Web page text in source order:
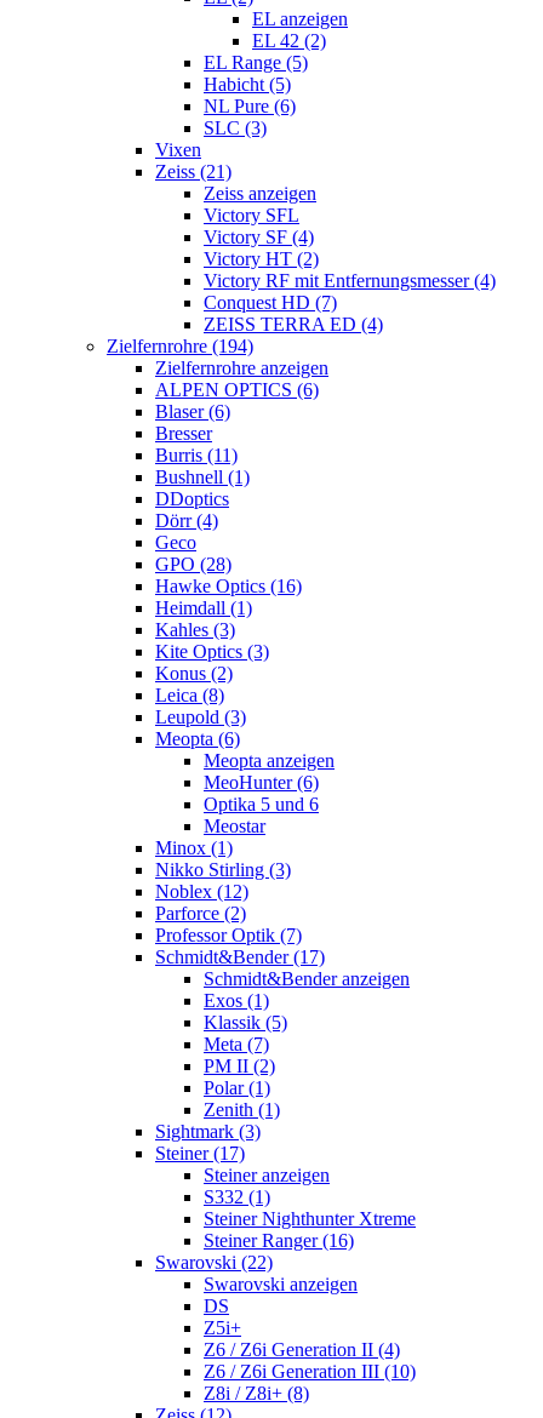
EL anzeigen
EL 42 (2)
EL Range (5)
Habicht (5)
NL Pure (6)
SLC (3)
Vixen
Zeiss (21)
Zeiss anzeigen
Victory SFL
Victory SF (4)
Victory HT (2)
Victory RF mit Entfernungsmesser (4)
Conquest HD (7)
ZEISS TERRA ED (4)
Zielfernrohre (194)
Zielfernrohre anzeigen
ALPEN OPTICS (6)
Blaser (6)
Bresser
Burris (11)
Bushnell (1)
DDoptics
Dörr (4)
Geco
GPO (28)
Hawke Optics (16)
Heimdall (1)
Kahles (3)
Kite Optics (3)
Konus (2)
Leica (8)
Leupold (3)
Meopta (6)
Meopta anzeigen
MeoHunter (6)
Optika 5 und 6
Meostar
Minox (1)
Nikko Stirling (3)
Noblex (12)
Parforce (2)
Professor Optik (7)
Schmidt&Bender (17)
Schmidt&Bender anzeigen
Exos (1)
Klassik (5)
Meta (7)
PM II (2)
Polar (1)
Zenith (1)
Sightmark (3)
Steiner (17)
Steiner anzeigen
S332 (1)
Steiner Nighthunter Xtreme
Steiner Ranger (16)
Swarovski (22)
Swarovski anzeigen
DS
Z5i+
Z6 / Z6i Generation II (4)
Z6 / Z6i Generation III (10)
Z8i / Z8i+ (8)